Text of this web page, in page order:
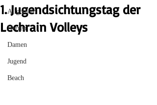
Allgemein
Herren
Damen
Jugend
Beach
1. Jugendsichtungstag der
Lechrain Volleys